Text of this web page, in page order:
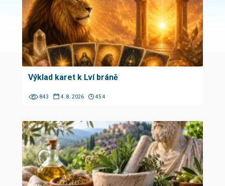
Výklad karet k Lví bráně
843 4. 8. 2026 45:4